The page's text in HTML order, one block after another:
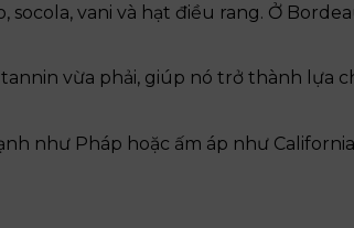
vani và hạt điều rang. Ở
vừa phải, giúp nó trở thành lựa
như Pháp hoặc ấm áp như